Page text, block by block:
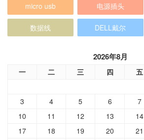
micro usb 电源插头
数据线 DELL戴尔
2026年8月
一 二 三 四 五
3
4 5 6 7
10
11 12 13 14
17
18 19 20 21